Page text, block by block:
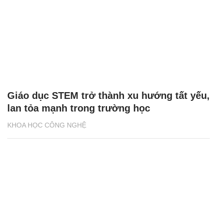
KHOA HỌC CÔNG NGHỆ
Giáo dục STEM trở thành xu hướng tất yếu,
lan tỏa mạnh trong trường học